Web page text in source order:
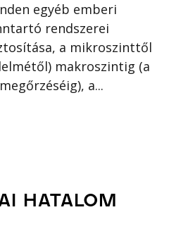
egyéb emberi
rendszerei
a mikroszinttől
makroszintig (a
a...
HATALOM